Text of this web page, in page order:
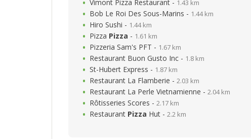
Vimont Pizza Restaurant - 1.43 km
Bob Le Roi Des Sous-Marins - 1.44 km
Hiro Sushi - 1.44 km
Pizza Pizza - 1.61 km
Pizzeria Sam's PFT - 1.67 km
Restaurant Buon Gusto Inc - 1.8 km
St-Hubert Express - 1.87 km
Restaurant La Flamberie - 2.03 km
Restaurant La Perle Vietnamienne - 2.04 km
Rôtisseries Scores - 2.17 km
Restaurant Pizza Hut - 2.2 km